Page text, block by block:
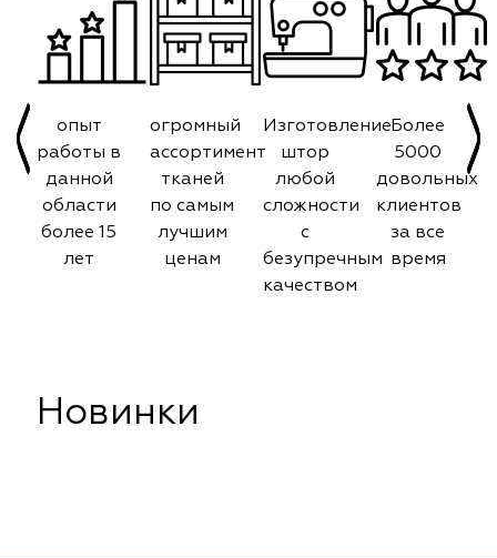
опыт
работы в
данной
области
более 15
лет
огромный
ассортимент
тканей
по самым
лучшим
ценам
Изготовление
штор
любой
сложности
с
безупречным
качеством
Более
5000
довольных
клиентов
за все
время
Новинки